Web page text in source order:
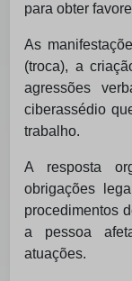
para obter
As
(troca), a
agressões
ciberassédio
trabalho.
A resposta
obrigações
procedimentos
a pessoa
atuações.